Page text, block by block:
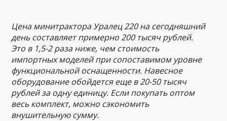
Цена минитрактора Уралец 220 на сегодняшний
день составляет примерно 200 тысяч рублей.
Это в 1,5-2 раза ниже, чем стоимость
импортных моделей при сопоставимом уровне
функциональной оснащенности. Навесное
оборудование обойдется еще в 20-50 тысяч
рублей за одну единицу. Если покупать оптом
весь комплект, можно сэкономить
внушительную сумму.